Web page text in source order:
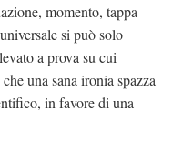
momento, tappa
si può solo
a prova su cui
una sana ironia spazza
in favore di una